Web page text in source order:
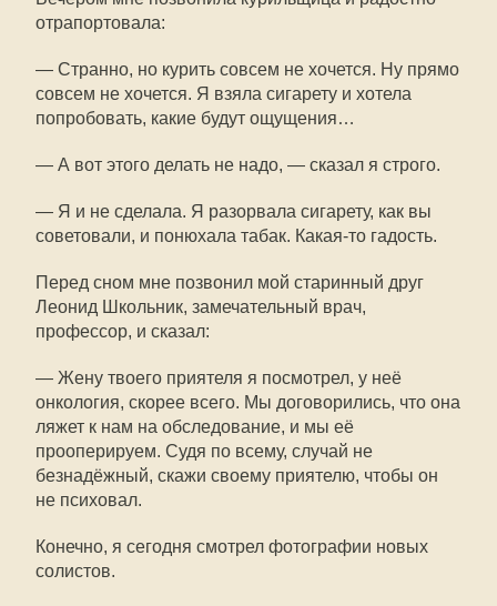
отрапортовала:
— Странно, но курить совсем не хочется. Ну прямо
совсем не хочется. Я взяла сигарету и хотела
попробовать, какие будут ощущения…
— А вот этого делать не надо, — сказал я строго.
— Я и не сделала. Я разорвала сигарету, как вы
советовали, и понюхала табак. Какая-то гадость.
Перед сном мне позвонил мой старинный друг
Леонид Школьник, замечательный врач,
профессор, и сказал:
— Жену твоего приятеля я посмотрел, у неё
онкология, скорее всего. Мы договорились, что она
ляжет к нам на обследование, и мы её
прооперируем. Судя по всему, случай не
безнадёжный, скажи своему приятелю, чтобы он
не психовал.
Конечно, я сегодня смотрел фотографии новых
солистов.